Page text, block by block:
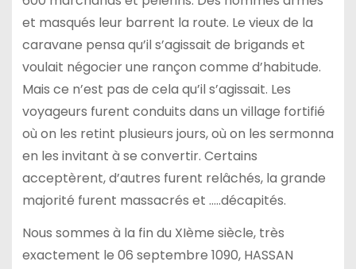
et masqués leur barrent la route. Le vieux de la
caravane pensa qu’il s’agissait de brigands et
voulait négocier une rançon comme d’habitude.
Mais ce n’est pas de cela qu’il s’agissait. Les
voyageurs furent conduits dans un village fortifié
où on les retint plusieurs jours, où on les sermonna
en les invitant à se convertir. Certains
acceptèrent, d’autres furent relâchés, la grande
majorité furent massacrés et …..décapités.
Nous sommes à la fin du XIème siècle, très
exactement le 06 septembre 1090, HASSAN